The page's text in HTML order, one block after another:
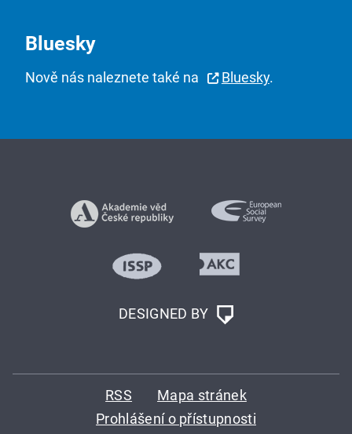
Bluesky
Nově nás naleznete také na Bluesky.
DESIGNED BY
RSS
Mapa stránek
Prohlášení o přístupnosti